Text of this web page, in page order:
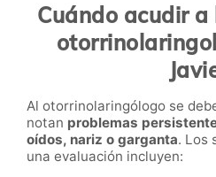
Cuándo acudir
Al otorrinolaringólogo se
notan problemas
oídos, nariz o garganta. Los
una evaluación incluyen: